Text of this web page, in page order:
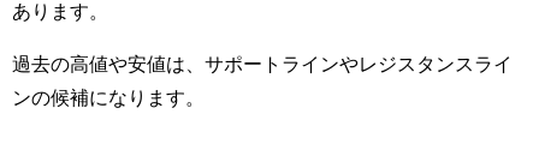
あります。
過去の高値や安値は、サポートラインやレジスタンスライ
ンの候補になります。